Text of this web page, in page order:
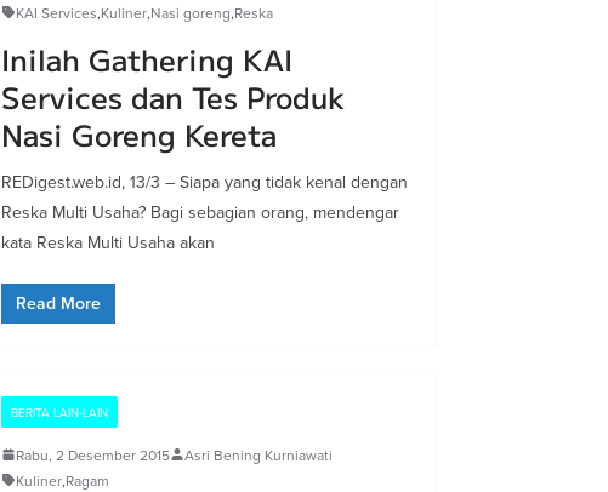
KAI Services,Kuliner,Nasi goreng,Reska
Inilah Gathering KAI
Services dan Tes Produk
Nasi Goreng Kereta
REDigest.web.id, 13/3 – Siapa yang tidak kenal dengan
Reska Multi Usaha? Bagi sebagian orang, mendengar
kata Reska Multi Usaha akan
Read More
BERITA LAIN-LAIN
Rabu, 2 Desember 2015
Asri Bening Kurniawati
Kuliner,Ragam